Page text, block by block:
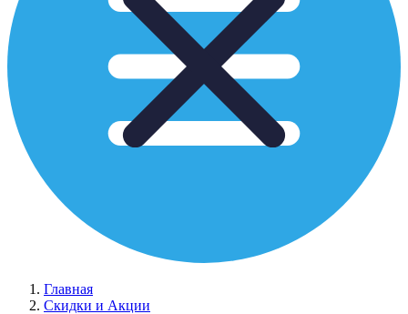
Главная
Скидки и Акции